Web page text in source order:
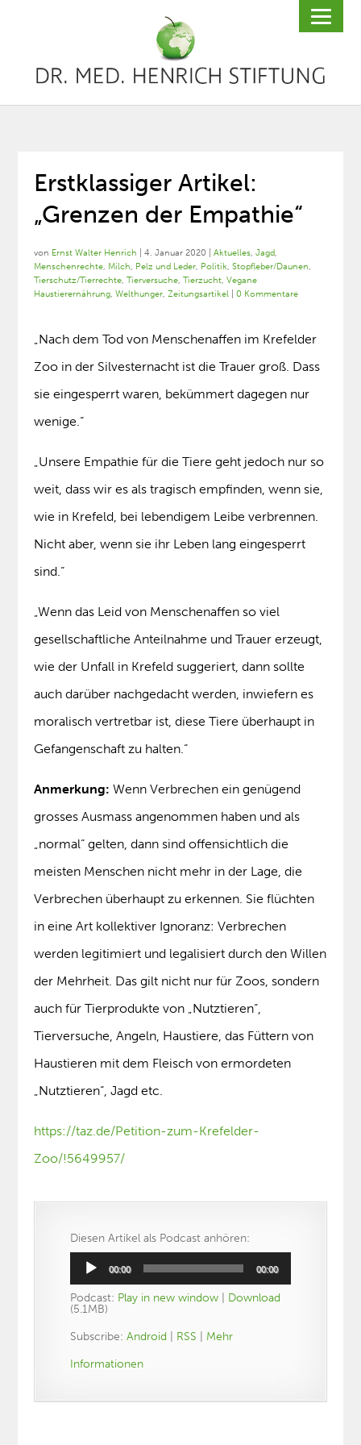
Erstklassiger Artikel:
„Grenzen der Empathie“
von Ernst Walter Henrich |4. Januar 2020 |Aktuelles,Jagd,
Menschenrechte, Milch, Pelz und Leder, Politik,Stopfleber/Daunen,
Tierschutz/Tierrechte,Tierversuche,Tierzucht,Vegane
Haustierernährung,Welthunger,Zeitungsartikel |0 Kommentare
„Nach dem Tod von Menschenaffen im Krefelder
Zoo in der Silvesternacht ist die Trauer groß. Dass
sie eingesperrt waren, bekümmert dagegen nur
wenige.“
„Unsere Empathie für die Tiere geht jedoch nur so
weit, dass wir es als tragisch empfinden, wenn sie,
wie in Krefeld, bei lebendigem Leibe verbrennen.
Nicht aber, wenn sie ihr Leben lang eingesperrt
sind.“
„Wenn das Leid von Menschenaffen so viel
gesellschaftliche Anteilnahme und Trauer erzeugt,
wie der Unfall in Krefeld suggeriert, dann sollte
auch darüber nachgedacht werden, inwiefern es
moralisch vertretbar ist, diese Tiere überhaupt in
Gefangenschaft zu halten.“
Anmerkung: Wenn Verbrechen ein genügend
grosses Ausmass angenommen haben und als
„normal“ gelten, dann sind offensichtlich die
meisten Menschen nicht mehr in der Lage, die
Verbrechen überhaupt zu erkennen. Sie flüchten
in eine Art kollektiver Ignoranz: Verbrechen
werden legitimiert und legalisiert durch den Willen
der Mehrheit. Das gilt nicht nur für Zoos, sondern
auch für Tierprodukte von „Nutztieren“,
Tierversuche, Angeln, Haustiere, das Füttern von
Haustieren mit dem Fleisch von ermordeten
„Nutztieren“, Jagd etc.
https://taz.de/Petition-zum-Krefelder-
Zoo/!5649957/
Diesen Artikel als Podcast anhören:
Audio-
Player
00:00 00:00
Podcast: Play in new window
Download
(5.1MB)
Subscribe:Android RSS
Mehr
Informationen